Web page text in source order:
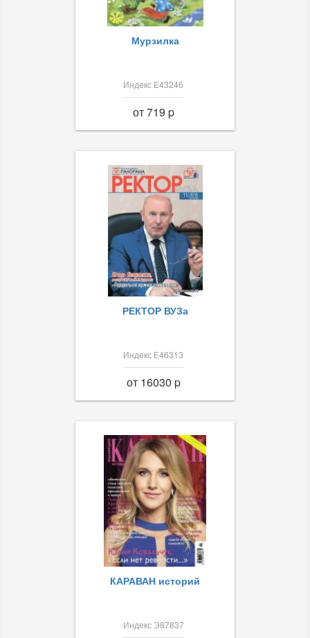
Мурзилка
Индекс Е43246
от 719 p
РЕКТОР ВУЗа
Индекс Е46313
от 16030 p
КАРАВАН историй
Индекс Э87837